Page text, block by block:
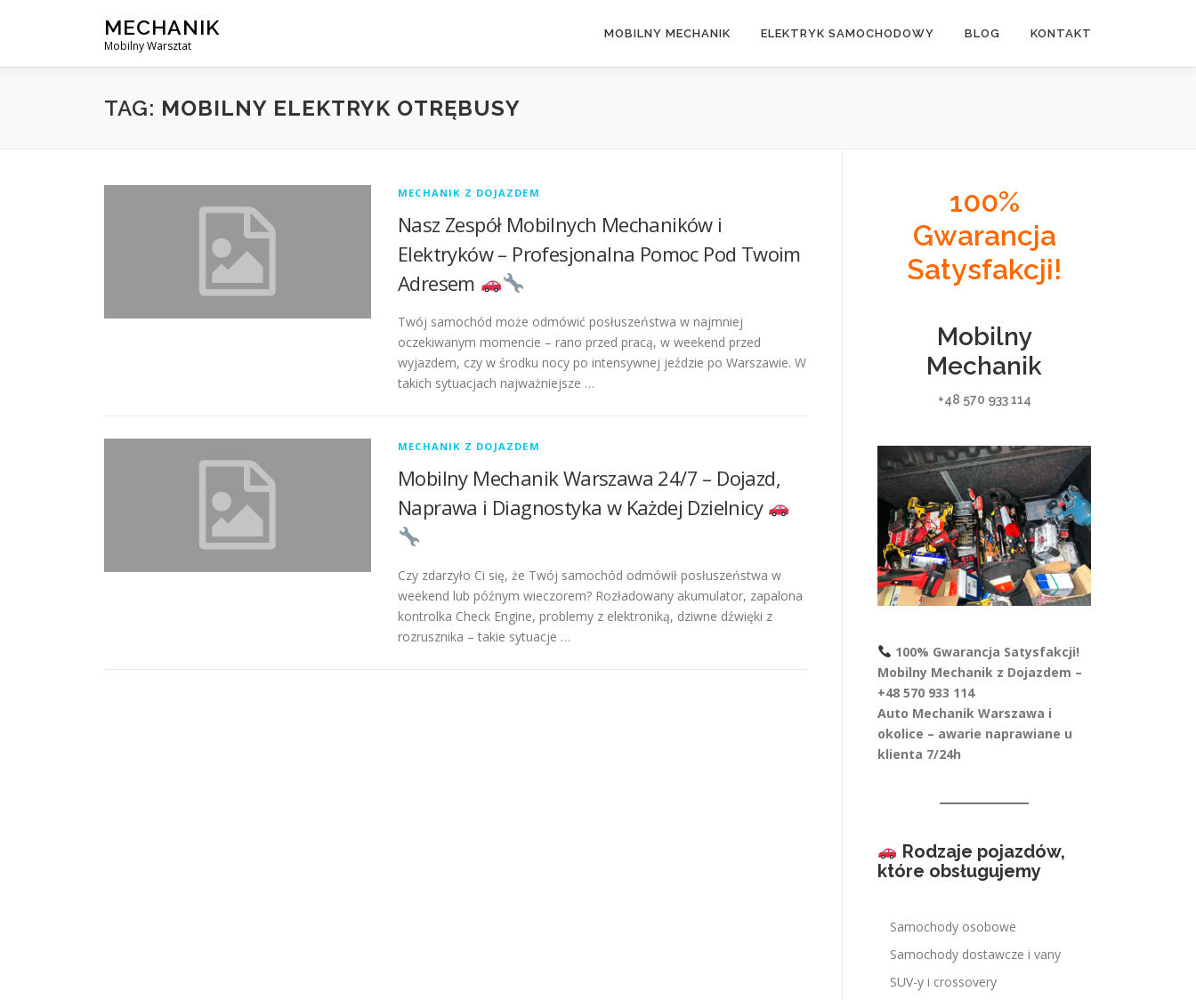
MECHANIK
Mobilny Warsztat
MOBILNY MECHANIK ELEKTRYK SAMOCHODOWY BLOG KONTAKT
TAG: MOBILNY ELEKTRYK OTRĘBUSY
MECHANIK Z DOJAZDEM
Nasz Zespół Mobilnych Mechaników i
Elektryków – Profesjonalna Pomoc Pod Twoim
Adresem
Twój samochód może odmówić posłuszeństwa w najmniej
oczekiwanym momencie – rano przed pracą, w weekend przed
wyjazdem, czy w środku nocy po intensywnej jeździe po Warszawie. W
takich sytuacjach najważniejsze …
MECHANIK Z DOJAZDEM
Mobilny Mechanik Warszawa 24/7 – Dojazd,
Naprawa i Diagnostyka w Każdej Dzielnicy
Czy zdarzyło Ci się, że Twój samochód odmówił posłuszeństwa w
weekend lub późnym wieczorem? Rozładowany akumulator, zapalona
kontrolka Check Engine, problemy z elektroniką, dziwne dźwięki z
rozrusznika – takie sytuacje …
100%
Gwarancja
Satysfakcji!
Mobilny
Mechanik
+48 570 933 114
100% Gwarancja Satysfakcji!
Mobilny Mechanik z Dojazdem –
+48 570 933 114
Auto Mechanik Warszawa i
okolice – awarie naprawiane u
klienta 7/24h
Rodzaje pojazdów,
które obsługujemy
Samochody osobowe
Samochody dostawcze i vany
SUV-y i crossovery